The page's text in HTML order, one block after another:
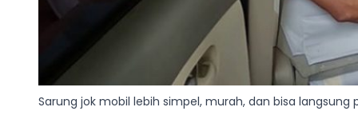
Sarung jok mobil lebih simpel, murah, dan bisa langsung